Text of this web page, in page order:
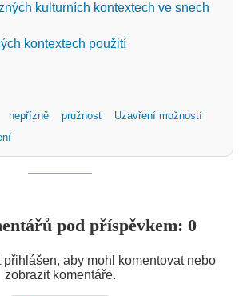
kulturních kontextech ve snech
kontextech použití
nepřízně pružnost
Uzavření možností
pod příspěvkem: 0
přihlášen, aby mohl komentovat nebo
zobrazit komentáře.